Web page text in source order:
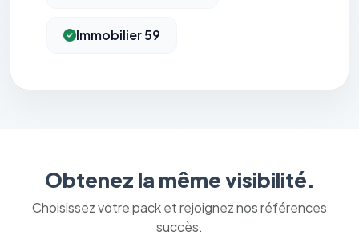
Immobilier 59
Obtenez la même visibilité.
Choisissez votre pack et rejoignez nos références
succès.